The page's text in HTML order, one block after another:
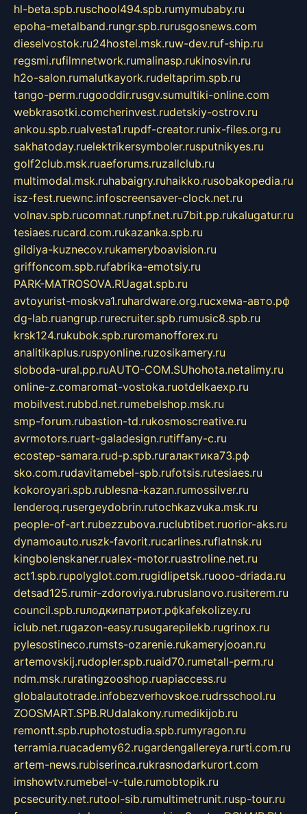
hl-beta.spb.ruschool494.spb.rumymubaby.ru
epoha-metalband.rungr.spb.rurusgosnews.com
dieselvostok.ru24hostel.msk.ruw-dev.ruf-ship.ru
regsmi.rufilmnetwork.rumalinasp.rukinosvin.ru
h2o-salon.rumalutkayork.rudeltaprim.spb.ru
tango-perm.rugooddir.rusgv.sumultiki-online.com
webkrasotki.comcherinvest.rudetskiy-ostrov.ru
ankou.spb.rualvesta1.rupdf-creator.runix-files.org.ru
sakhatoday.ruelektrikersymboler.rusputnikyes.ru
golf2club.msk.ruaeforums.ruzallclub.ru
multimodal.msk.ruhabaigry.ruhaikko.rusobakopedia.ru
isz-fest.ruewnc.infoscreensaver-clock.net.ru
volnav.spb.rucomnat.runpf.net.ru7bit.pp.rukalugatur.ru
tesiaes.rucard.com.rukazanka.spb.ru
gildiya-kuznecov.rukameryboavision.ru
griffoncom.spb.rufabrika-emotsiy.ru
PARK-MATROSOVA.RUagat.spb.ru
avtoyurist-moskva1.ruhardware.org.ruсхема-авто.рф
dg-lab.ruangrup.rurecruiter.spb.rumusic8.spb.ru
krsk124.rukubok.spb.ruromanofforex.ru
analitikaplus.ruspyonline.ruzosikamery.ru
sloboda-ural.pp.ruAUTO-COM.SUhohota.netalimy.ru
online-z.comaromat-vostoka.ruotdelkaexp.ru
mobilvest.rubbd.net.rumebelshop.msk.ru
smp-forum.rubastion-td.rukosmoscreative.ru
avrmotors.ruart-galadesign.rutiffany-c.ru
ecostep-samara.rud-p.spb.ruгалактика73.рф
sko.com.rudavitamebel-spb.rufotsis.rutesiaes.ru
kokoroyari.spb.rublesna-kazan.rumossilver.ru
lenderoq.rusergeydobrin.rutochkazvuka.msk.ru
people-of-art.rubezzubova.ruclubtibet.ruorior-aks.ru
dynamoauto.ruszk-favorit.rucarlines.ruflatnsk.ru
kingbolenskaner.rualex-motor.ruastroline.net.ru
act1.spb.rupolyglot.com.rugidlipetsk.ruooo-driada.ru
detsad125.rumir-zdoroviya.rubruslanovo.rusiterem.ru
council.spb.ruлодкипатриот.рфkafekolizey.ru
iclub.net.rugazon-easy.rusugarepilekb.rugrinox.ru
pylesostineco.rumsts-ozarenie.rukameryjooan.ru
artemovskij.rudopler.spb.ruaid70.rumetall-perm.ru
ndm.msk.ruratingzooshop.ruapiaccess.ru
globalautotrade.infobezverhovskoe.rudrsschool.ru
ZOOSMART.SPB.RUdalakony.rumedikijob.ru
remontt.spb.ruphotostudia.spb.rumyragon.ru
terramia.ruacademy62.rugardengallereya.rurti.com.ru
artem-news.rubiserinca.rukrasnodarkurort.com
imshowtv.rumebel-v-tule.rumobtopik.ru
pcsecurity.net.rutool-sib.rumultimetrunit.rusp-tour.ru